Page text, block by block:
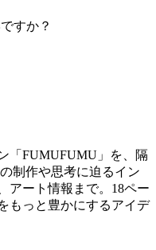
すか？
「FUMUFUMU」を、隔
制作や思考に迫るイン
アート情報まで。18ペー
もっと豊かにするアイデ